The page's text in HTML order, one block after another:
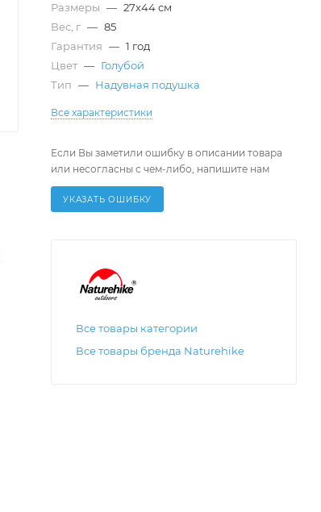
Размеры — 27х44 см
Вес, г — 85
Гарантия — 1 год
Цвет — Голубой
Тип — Надувная подушка
Все характеристики
Если Вы заметили ошибку в описании товара
или несогласны с чем-либо, напишите нам
УКАЗАТЬ ОШИБКУ
Все товары категории
Все товары бренда Naturehike